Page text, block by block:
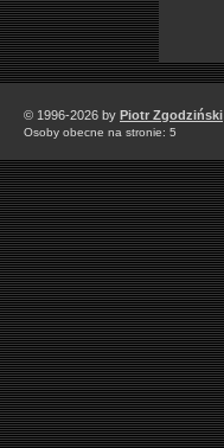
© 1996-2026 by Piotr Zgodziński
Osoby obecne na stronie: 5